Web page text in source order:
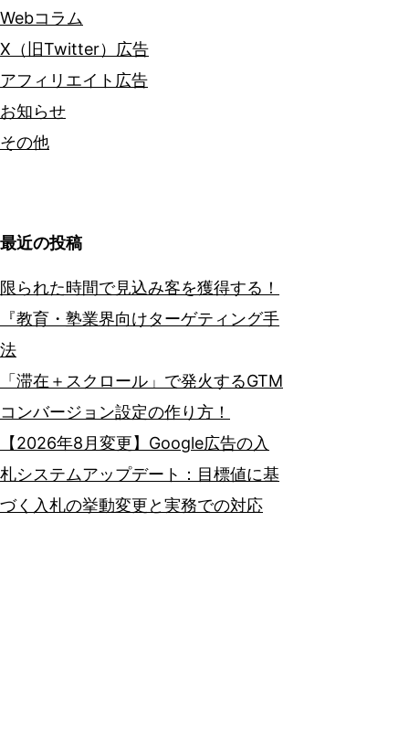
Webコラム
X（旧Twitter）広告
アフィリエイト広告
お知らせ
その他
最近の投稿
限られた時間で見込み客を獲得する！
『教育・塾業界向けターゲティング手
法
「滞在＋スクロール」で発火するGTM
コンバージョン設定の作り方！
【2026年8月変更】Google広告の入
札システムアップデート：目標値に基
づく入札の挙動変更と実務での対応